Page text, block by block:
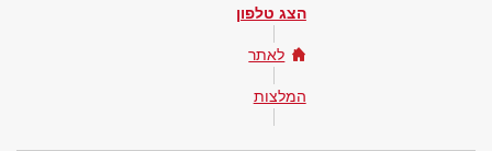
הצג טלפון
לאתר
המלצות